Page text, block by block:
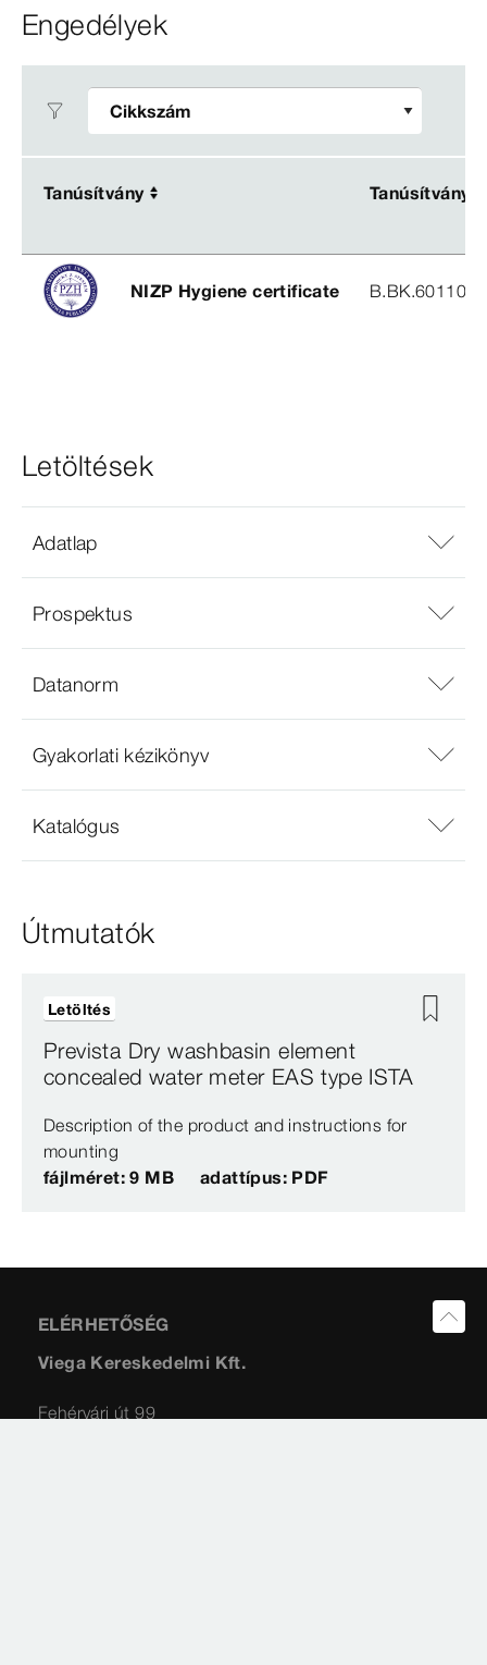
Engedélyek
Tanúsítvány Tanúsítvány
Tanúsítvány Tanúsítvány
NIZP Hygiene certificate
Letöltések
Adatlap
Prospektus
Datanorm
Gyakorlati kézikönyv
Katalógus
Útmutatók
Prevista Dry washbasin element
concealed water meter EAS type ISTA
Description of the product and instructions for
mounting
fájlméret: 9 MB
adattípus: PDF
Letöltés
ELÉRHETŐSÉG
Viega Kereskedelmi Kft.
Fehérvári út 99